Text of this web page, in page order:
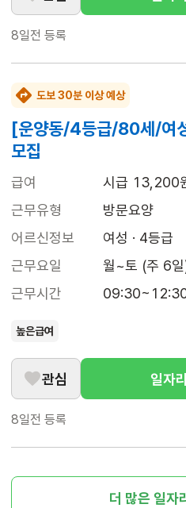
8일전 등록
도보 30분 이상 예상
[운양동/4등급/80세/여
모집
급여
시급 13,200
근무유형
방문요양
어르신정보
여성 · 4등급
근무요일
월~토 (주 6
근무시간
높은급여
관심 일자
8일전 등록
더 많은 일자